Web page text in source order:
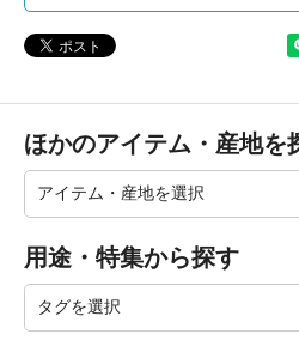
ほかのアイテム・産地を
用途・特集から探す